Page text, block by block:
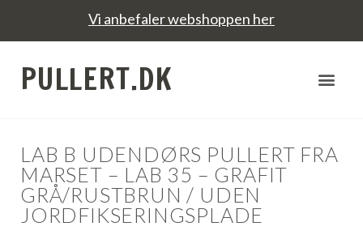
Vi anbefaler webshoppen her
PULLERT.DK
LAB B UDENDØRS PULLERT FRA
MARSET – LAB 35 – GRAFIT
GRÅ/RUSTBRUN / UDEN
JORDFIKSERINGSPLADE